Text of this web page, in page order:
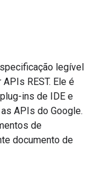
legível
REST. Ele é
ins de IDE e
APIs do Google.
de
documento de